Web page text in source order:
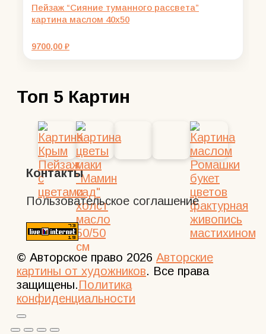
Пейзаж “Сияние туманного рассвета”
картина маслом 40х50
9700,00 ₽
Топ 5 Картин
Контакты
Пользовательское соглашение
© Авторское право 2026 Авторские
картины от художников. Все права
защищены.Политика
конфиденциальности